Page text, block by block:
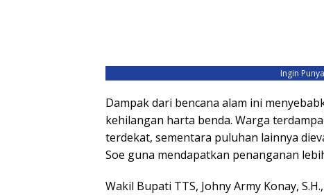
Ingin
Dampak dari bencana alam ini
kehilangan harta benda. Warga
terdekat, sementara puluhan lainnya
Soe guna mendapatkan penanganan
Wakil Bupati TTS, Johny Army Konay,